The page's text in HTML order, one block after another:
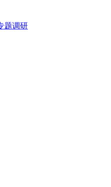
题调研